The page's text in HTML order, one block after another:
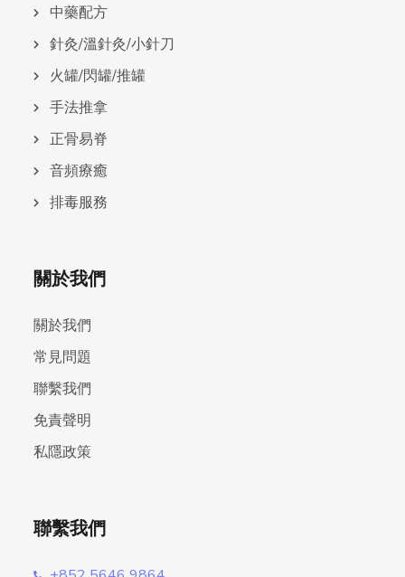
中藥配方
針灸/溫針灸/小針刀
火罐/閃罐/推罐
手法推拿
正骨易脊
⾳頻療癒
排毒服務
關於我們
關於我們
常見問題
聯繫我們
免責聲明
私隱政策
聯繫我們